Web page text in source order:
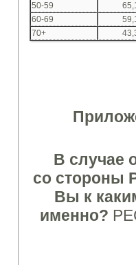
50-59
60-69
70+
В случае
со стороны
Вы к
именно?